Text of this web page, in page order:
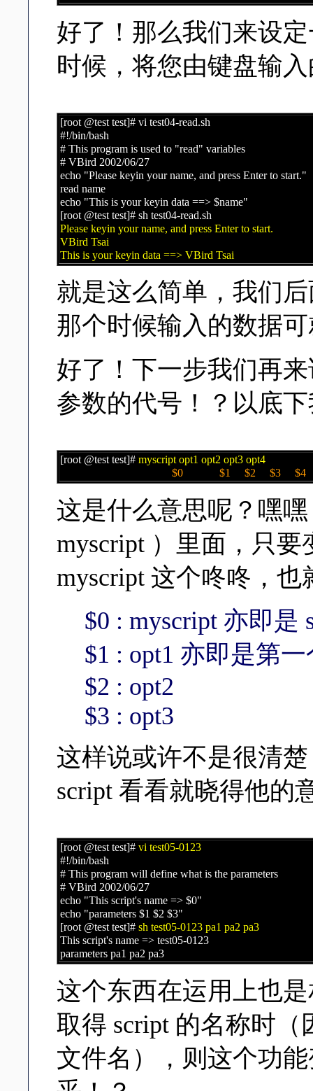
好了！那么我们来设
时候，将您由键盘输
[root @test test]# vi test04-read.sh
#!/bin/bash
# This program is used to "read" variables
# VBird 2002/06/27
echo "Please keyin your name, and press Enter to start."
read name
echo "This is your keyin data ==> $name"
[root @test test]# sh test04-read.sh
Please keyin your name, and press Enter to start.
VBird Tsai
This is your keyin data ==> VBird Tsai
就是这么简单，我们
那个时候输入的数据
好了！下一步我们再
参数的代号！？以底
[root @test test]# myscript opt1 opt2 opt3 opt4
$0 $1 $2 $3 $4
这是什么意思呢？嘿
myscript ）里面，只
myscript 这个咚咚，也
$0 : myscript 亦即是
$1 : opt1 亦即是第
$2 : opt2
$3 : opt3
这样说或许不是很清
script 看看就晓得他的
[root @test test]# vi test05-0123
#!/bin/bash
# This program will define what is the parameters
# VBird 2002/06/27
echo "This script's name => $0"
echo "parameters $1 $2 $3"
[root @test test]# sh test05-0123 pa1 pa2 pa3
This script's name => test05-0123
parameters pa1 pa2 pa3
这个东西在运用上也
取得 script 的名称时
文件名），则这个功